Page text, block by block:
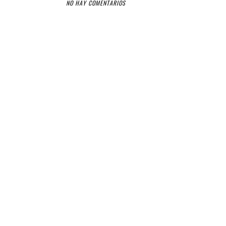
NO HAY COMENTARIOS